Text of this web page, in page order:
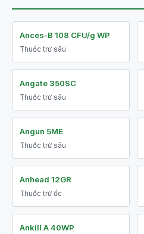
Ances-B 108 CFU/g WP
Thuốc trừ sâu
Angate 350SC
Thuốc trừ sâu
Angun 5ME
Thuốc trừ sâu
Anhead 12GR
Thuốc trừ ốc
Ankill A 40WP